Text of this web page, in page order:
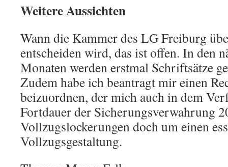
Weitere Aussichten
Wann die Kammer des LG Freiburg
entscheiden wird, das ist offen. In den
Monaten werden erstmal Schriftsätze
Zudem habe ich beantragt mir einen
beizuordnen, der mich auch in dem
Fortdauer der Sicherungsverwahrung
Vollzugslockerungen doch um einen
Vollzugsgestaltung.